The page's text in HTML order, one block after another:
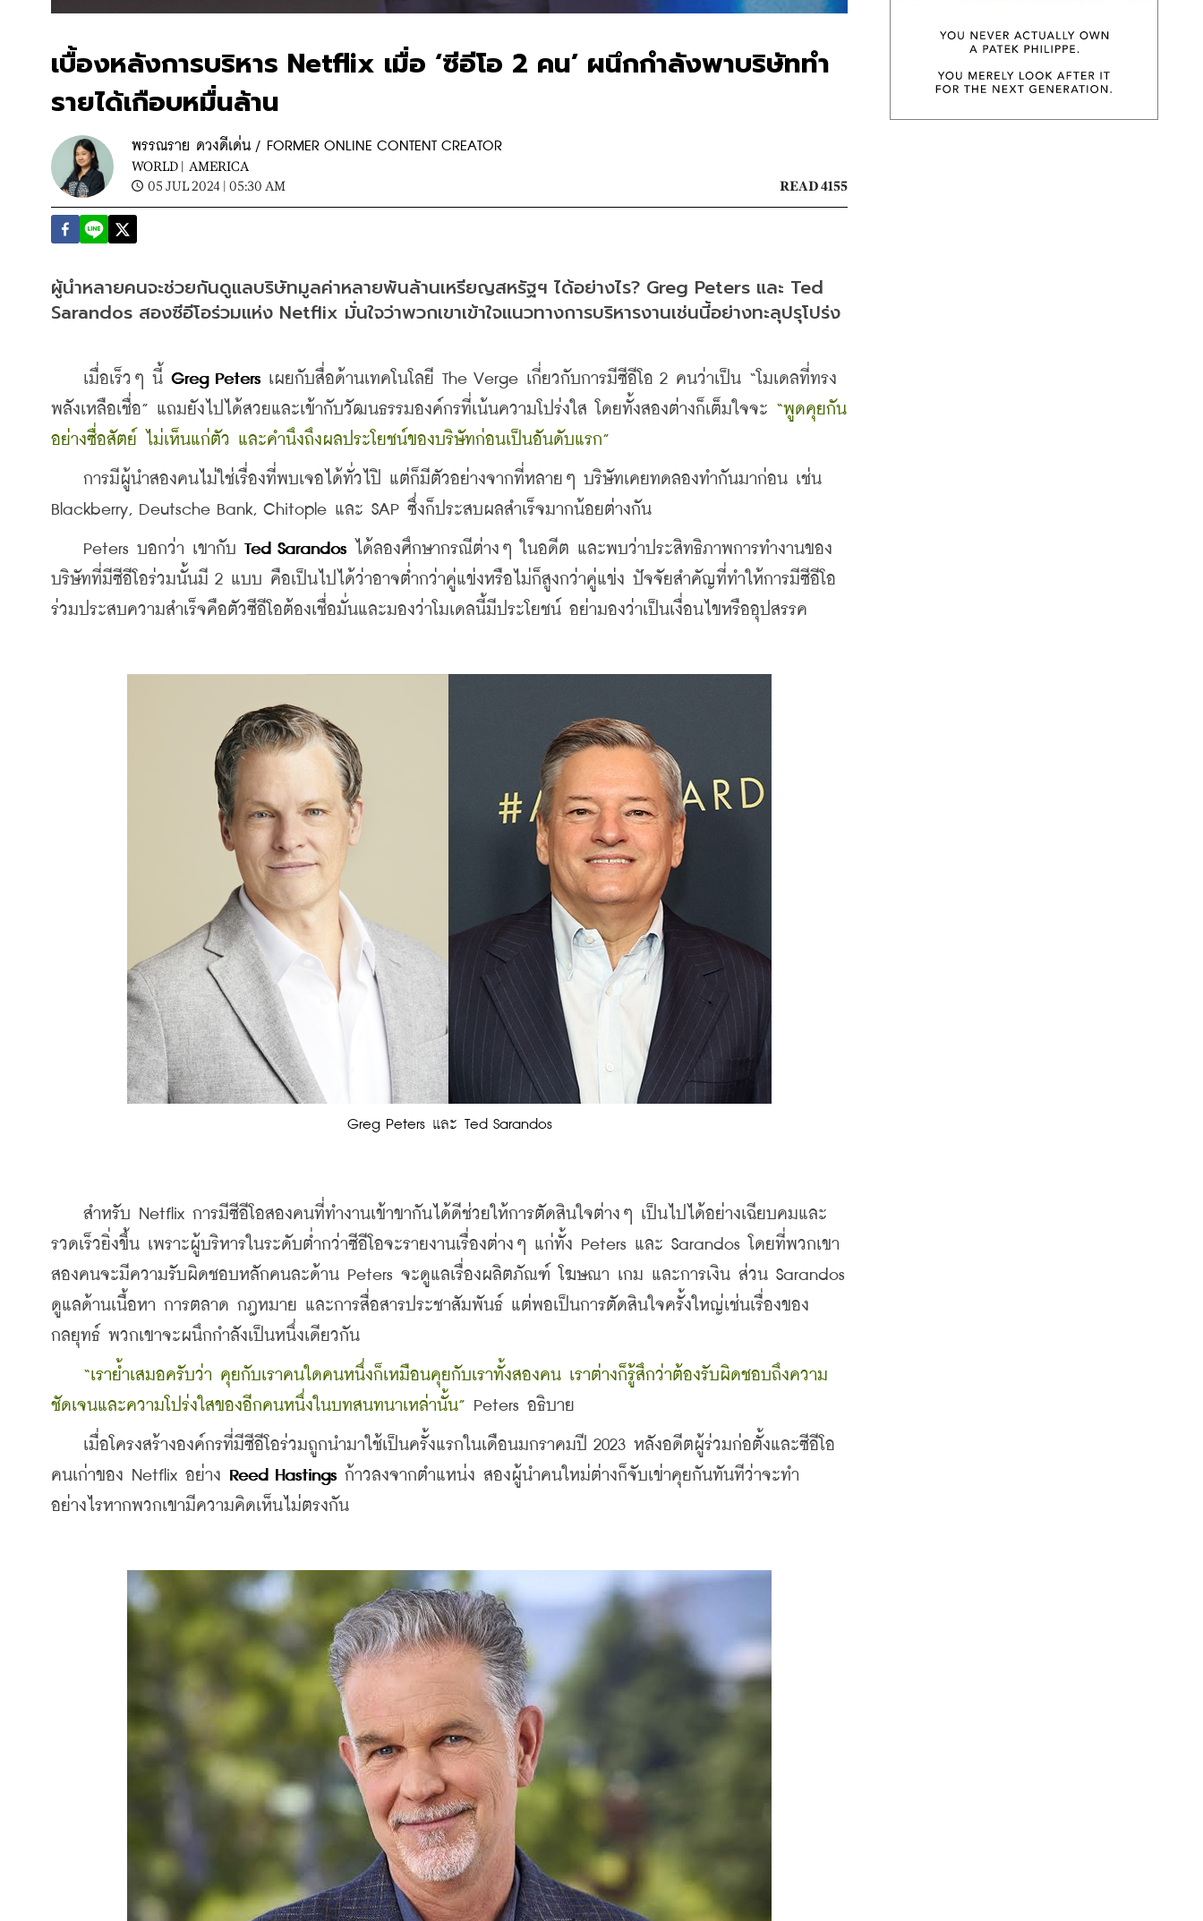
เบื้องหลังการบริหาร Netflix เมื่อ ‘ซีอีโอ 2 คน’ ผนึกกำลังพาบริษัททำ
รายได้เกือบหมื่นล้าน
พรรณราย ดวงดีเด่น / FORMER ONLINE CONTENT CREATOR
WORLD | AMERICA
05 JUL 2024 | 05:30 AM
READ 4155
ผู้นำหลายคนจะช่วยกันดูแลบริษัทมูลค่าหลายพันล้านเหรียญสหรัฐฯ ได้อย่างไร? Greg Peters และ Ted
Sarandos สองซีอีโอร่วมแห่ง Netflix มั่นใจว่าพวกเขาเข้าใจแนวทางการบริหารงานเช่นนี้อย่างทะลุปรุโปร่ง
เมื่อเร็วๆ นี้ Greg Peters เผยกับสื่อด้านเทคโนโลยี The Verge เกี่ยวกับการมีซีอีโอ 2 คนว่าเป็น “โมเดลที่ทรง
พลังเหลือเชื่อ” แถมยังไปได้สวยและเข้ากับวัฒนธรรมองค์กรที่เน้นความโปร่งใส โดยทั้งสองต่างก็เต็มใจจะ “พูดคุยกัน
อย่างซื่อสัตย์ ไม่เห็นแก่ตัว และคำนึงถึงผลประโยชน์ของบริษัทก่อนเป็นอันดับแรก”
การมีผู้นำสองคนไม่ใช่เรื่องที่พบเจอได้ทั่วไปิ แต่ก็มีตัวอย่างจากที่หลายๆ บริษัทเคยทดลองทำกันมาก่อน เช่น
Blackberry, Deutsche Bank, Chitople และ SAP ซึ่งก็ประสบผลสำเร็จมากน้อยต่างกัน
Peters บอกว่า เขากับ Ted Sarandos ได้ลองศึกษากรณีต่างๆ ในอดีต และพบว่าประสิทธิภาพการทำงานของ
บริษัทที่มีซีอีโอร่วมนั้นมี 2 แบบ คือเป็นไปได้ว่าอาจต่ำกว่าคู่แข่งหรือไม่ก็สูงกว่าคู่แข่ง ปัจจัยสำคัญที่ทำให้การมีซีอีโอ
ร่วมประสบความสำเร็จคือตัวซีอีโอต้องเชื่อมั่นและมองว่าโมเดลนี้มีประโยชน์ อย่ามองว่าเป็นเงื่อนไขหรืออุปสรรค
Greg Peters และ Ted Sarandos
สำหรับ Netflix การมีซีอีโอสองคนที่ทำงานเข้าขากันได้ดีช่วยให้การตัดสินใจต่างๆ เป็นไปได้อย่างเฉียบคมและ
รวดเร็วยิ่งขึ้น เพราะผู้บริหารในระดับต่ำกว่าซีอีโอจะรายงานเรื่องต่างๆ แก่ทั้ง Peters และ Sarandos โดยที่พวกเขา
สองคนจะมีความรับผิดชอบหลักคนละด้าน Peters จะดูแลเรื่องผลิตภัณฑ์ โฆษณา เกม และการเงิน ส่วน Sarandos
ดูแลด้านเนื้อหา การตลาด กฎหมาย และการสื่อสารประชาสัมพันธ์ แต่พอเป็นการตัดสินใจครั้งใหญ่เช่นเรื่องของ
กลยุทธ์ พวกเขาจะผนึกกำลังเป็นหนึ่งเดียวกัน
“เราย้ำเสมอครับว่า คุยกับเราคนใดคนหนึ่งก็เหมือนคุยกับเราทั้งสองคน เราต่างก็รู้สึกว่าต้องรับผิดชอบถึงความ
ชัดเจนและความโปร่งใสของอีกคนหนึ่งในบทสนทนาเหล่านั้น” Peters อธิบาย
เมื่อโครงสร้างองค์กรที่มีซีอีโอร่วมถูกนำมาใช้เป็นครั้งแรกในเดือนมกราคมปี 2023 หลังอดีตผู้ร่วมก่อตั้งและซีอีโอ
คนเก่าของ Netflix อย่าง Reed Hastings ก้าวลงจากตำแหน่ง สองผู้นำคนใหม่ต่างก็จับเข่าคุยกันทันทีว่าจะทำ
อย่างไรหากพวกเขามีความคิดเห็นไม่ตรงกัน